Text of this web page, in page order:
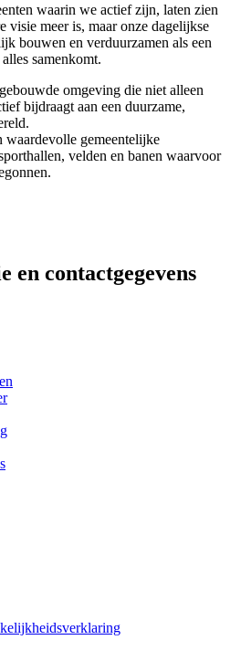
waarin we actief zijn, laten zien
visie meer is, maar onze dagelijkse
bouwen en verduurzamen als een
samenkomt.
omgeving die niet alleen
bijdraagt aan een duurzame,
waardevolle gemeentelijke
velden en banen waarvoor
en contactgegevens